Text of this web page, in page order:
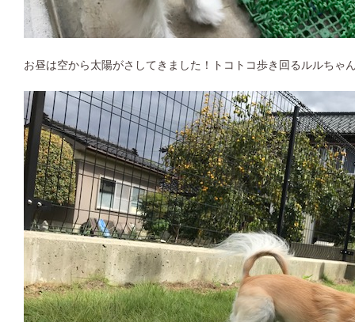
お昼は空から太陽がさしてきました！トコトコ歩き回るルルちゃ